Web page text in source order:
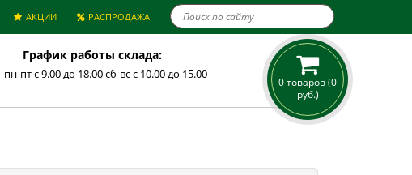
АКЦИИ РАСПРОДАЖА
График работы склада:
пн-пт с 9.00 до 18.00 сб-вс с 10.00 до 15.00
0 товаров (0
руб.)